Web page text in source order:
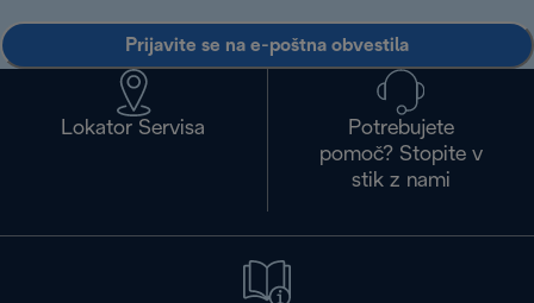
Prijavite se na e-poštna obvestila
Lokator Servisa
Potrebujete
pomoč? Stopite v
stik z nami